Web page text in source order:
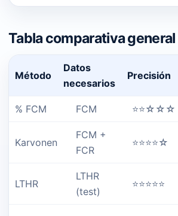
Tabla comparativa
Método
Datos
necesarios
Precisión
% FCM FCM ⭐⭐☆☆☆
Karvonen
FCM +
FCR
⭐⭐⭐⭐☆
LTHR
LTHR
(test)
⭐⭐⭐⭐⭐